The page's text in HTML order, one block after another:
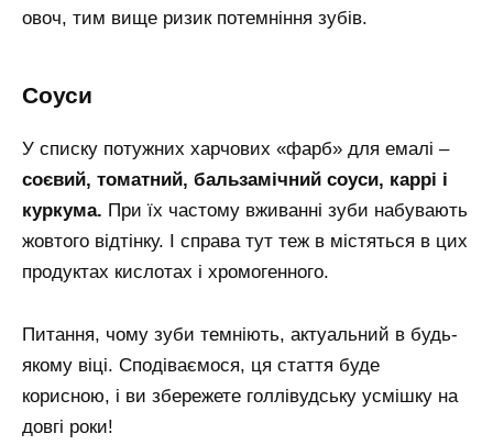
овоч, тим вище ризик потемніння зубів.
соуси
У списку потужних харчових «фарб» для емалі –
соєвий, томатний, бальзамічний соуси, каррі і
куркума. При їх частому вживанні зуби набувають
жовтого відтінку. І справа тут теж в містяться в цих
продуктах кислотах і хромогенного.
Питання, чому зуби темніють, актуальний в будь-
якому віці. Сподіваємося, ця стаття буде
корисною, і ви збережете голлівудську усмішку на
довгі роки!